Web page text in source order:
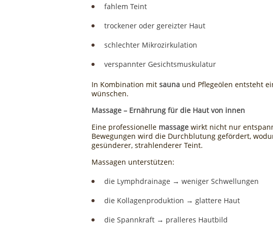
fahlem Teint
trockener oder gereizter Haut
schlechter Mikrozirkulation
verspannter Gesichtsmuskulatur
In Kombination mitsauna und Pflegeölen entsteht
wünschen.
Massage – Ernährung für die Haut von innen
Eine professionelle massage wirkt nicht nur
Bewegungen wird die Durchblutung gefördert,
gesünderer, strahlenderer Teint.
Massagen unterstützen:
die Lymphdrainage → weniger Schwellungen
die Kollagenproduktion → glattere Haut
die Spannkraft → pralleres Hautbild